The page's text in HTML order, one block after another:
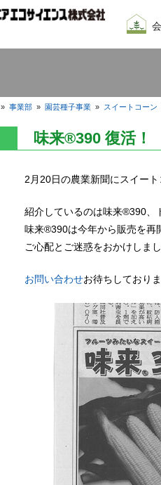
会社
我々
採用
»事業部 »園芸種子事業 » スイートコーン
味来®390 復活！
2月20日の農業新聞にスイー
紹介しているのは味来®390、
味来®390は今年から販売を再
ご心配とご迷惑をおかけしまし
お問い合わせお待ちしておりま